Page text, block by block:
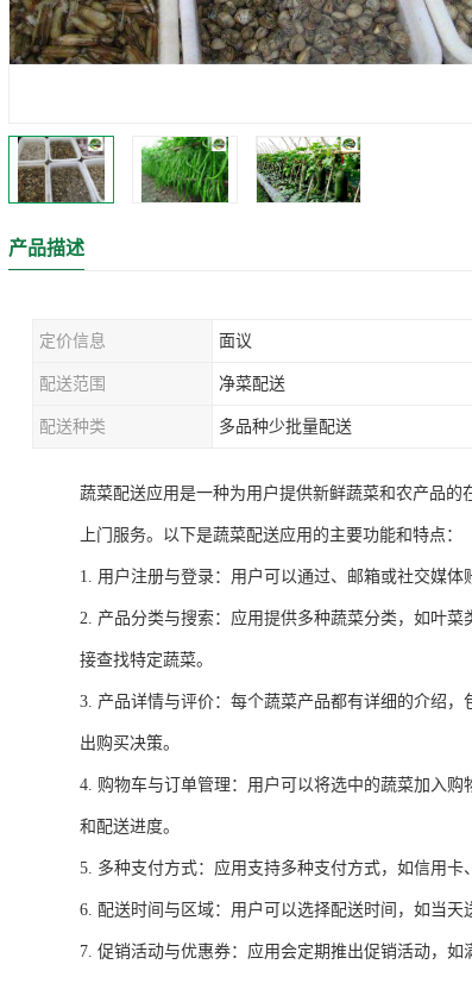
产品描述
定价信息 面议
配送范围 净菜配送
配送种类 多品种少批量配送
蔬菜配送应用是一种为用户提供新鲜蔬菜和农产品
上门服务。以下是蔬菜配送应用的主要功能和特点：
1. 用户注册与登录：用户可以通过、邮箱或社交媒
2. 产品分类与搜索：应用提供多种蔬菜分类，如叶
接查找特定蔬菜。
3. 产品详情与评价：每个蔬菜产品都有详细的介绍
出购买决策。
4. 购物车与订单管理：用户可以将选中的蔬菜加入
和配送进度。
5. 多种支付方式：应用支持多种支付方式，如信用卡
6. 配送时间与区域：用户可以选择配送时间，如当
7. 促销活动与优惠券：应用会定期推出促销活动，